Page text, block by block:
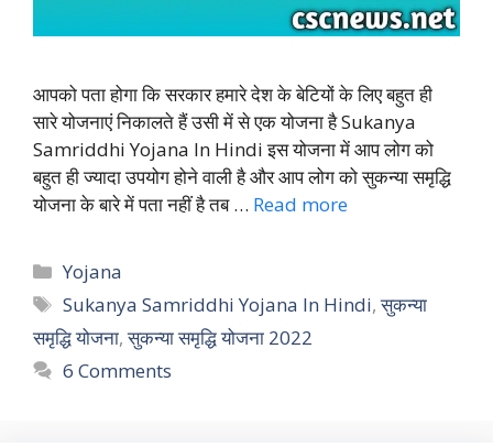
आपको पता होगा कि सरकार हमारे देश के बेटियों के लिए बहुत ही
सारे योजनाएं निकालते हैं उसी में से एक योजना है Sukanya
Samriddhi Yojana In Hindi इस योजना में आप लोग को
बहुत ही ज्यादा उपयोग होने वाली है और आप लोग को सुकन्या समृद्धि
योजना के बारे में पता नहीं है तब … Read more
Categories
Yojana
Tags
Sukanya Samriddhi Yojana In Hindi,सुकन्या
समृद्धि योजना,सुकन्या समृद्धि योजना 2022
6 Comments